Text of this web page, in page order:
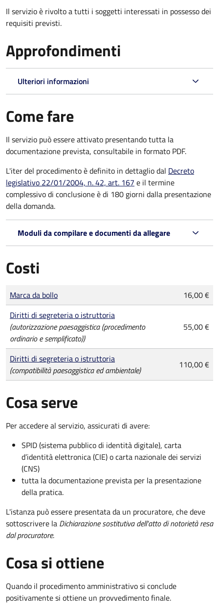
Il servizio è rivolto a tutti i soggetti interessati in possesso dei
requisiti previsti.
Approfondimenti
Ulteriori informazioni
Come fare
Il servizio può essere attivato presentando tutta la
documentazione prevista, consultabile in formato PDF.
L'iter del procedimento è definito in dettaglio dal Decreto
legislativo 22/01/2004, n. 42, art. 167 e il termine
complessivo di conclusione è di 180 giorni dalla presentazione
della domanda.
Moduli da compilare e documenti da allegare
Costi
Tipo di pagamento
Importo
Marca da bollo
16,00 €
Diritti di segreteria o istruttoria
(autorizzazione paesaggistica (procedimento
ordinario e semplificato))
55,00 €
Diritti di segreteria o istruttoria
(compatibilità paesaggistica ed ambientale)
110,00 €
Cosa serve
Per accedere al servizio, assicurati di avere:
SPID (sistema pubblico di identità digitale), carta
d’identità elettronica (CIE) o carta nazionale dei servizi
(CNS)
tutta la documentazione prevista per la presentazione
della pratica.
L'istanza può essere presentata da un procuratore, che deve
sottoscrivere la Dichiarazione sostitutiva dell'atto di notorietà resa
dal procuratore.
Cosa si ottiene
Quando il procedimento amministrativo si conclude
positivamente si ottiene un provvedimento finale.